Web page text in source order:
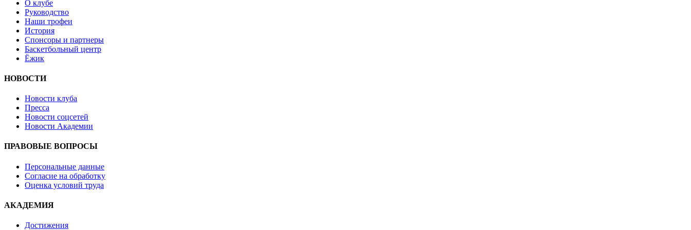
О клубе
Руководство
Наши трофеи
История
Спонсоры и партнеры
Баскетбольный центр
Ёжик
НОВОСТИ
Новости клуба
Пресса
Новости соцсетей
Новости Академии
ПРАВОВЫЕ ВОПРОСЫ
Персональные данные
Согласие на обработку
Оценка условий труда
АКАДЕМИЯ
Достижения